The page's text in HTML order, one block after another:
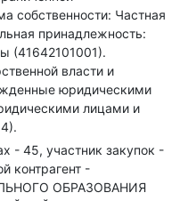
собственности: Частная
принадлежность:
(41642101001).
власти и
юридическими
лицами и
- 45, участник закупок -
контрагент -
ОБРАЗОВАНИЯ